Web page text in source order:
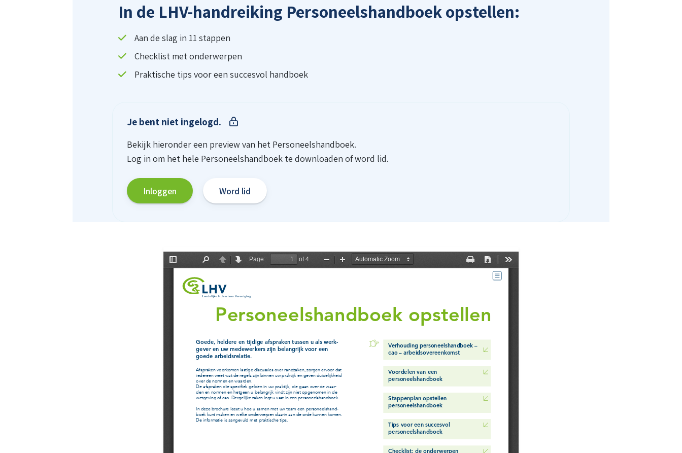
In de LHV-handreiking Personeelshandboek opstellen:
Aan de slag in 11 stappen
Checklist met onderwerpen
Praktische tips voor een succesvol handboek
Je bent niet ingelogd.
Bekijk hieronder een preview van het Personeelshandboek.
Log in om het hele Personeelshandboek te downloaden of word lid.
Inloggen Word lid